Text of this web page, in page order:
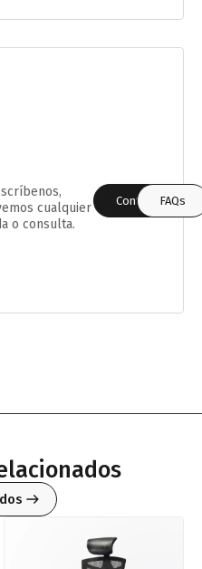
cualquier
o consulta.
Contáctanos
FAQs